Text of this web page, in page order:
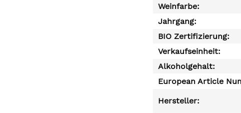
Weinfarbe:
Jahrgang:
BIO Zertifizierung:
Verkaufseinheit:
Alkoholgehalt:
European Article
Hersteller: